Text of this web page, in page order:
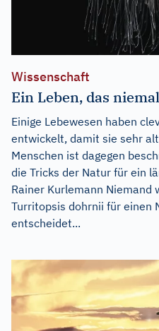
Wissenschaft
Ein Leben, das
Einige Lebewesen haben
entwickelt, damit sie sehr
Menschen ist dagegen
die Tricks der Natur für ein
Rainer Kurlemann Niemand
Turritopsis dohrnii für einen
entscheidet...